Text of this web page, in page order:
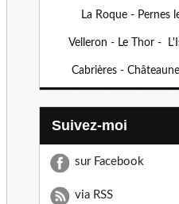
La Roque - Pernes
Velleron - Le Thor -
Cabrières -
Suivez-moi
sur Facebook
via RSS